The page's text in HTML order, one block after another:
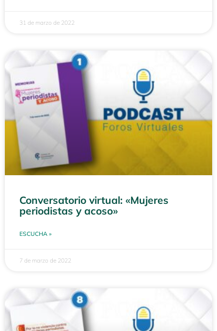
31 de marzo de 2022
Conversatorio virtual: «Mujeres
periodistas y acoso»
ESCUCHA »
7 de marzo de 2022